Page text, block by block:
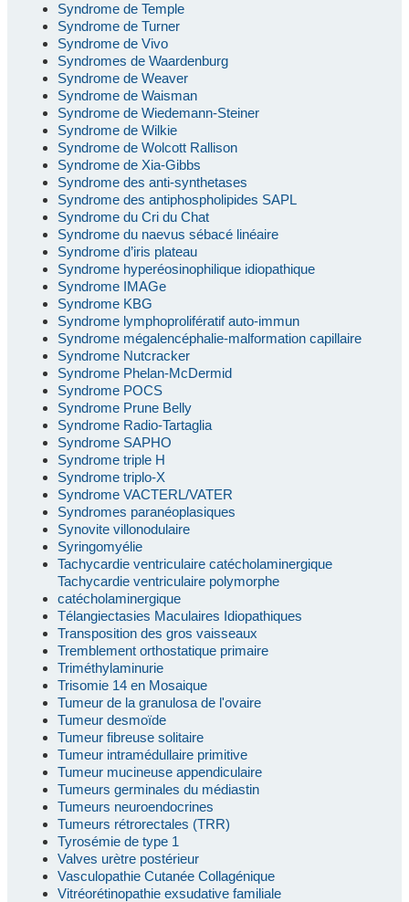
Syndrome de Temple
Syndrome de Turner
Syndrome de Vivo
Syndromes de Waardenburg
Syndrome de Weaver
Syndrome de Waisman
Syndrome de Wiedemann-Steiner
Syndrome de Wilkie
Syndrome de Wolcott Rallison
Syndrome de Xia-Gibbs
Syndrome des anti-synthetases
Syndrome des antiphospholipides SAPL
Syndrome du Cri du Chat
Syndrome du naevus sébacé linéaire
Syndrome d’iris plateau
Syndrome hyperéosinophilique idiopathique
Syndrome IMAGe
Syndrome KBG
Syndrome lymphoprolifératif auto-immun
Syndrome mégalencéphalie-malformation capillaire
Syndrome Nutcracker
Syndrome Phelan-McDermid
Syndrome POCS
Syndrome Prune Belly
Syndrome Radio-Tartaglia
Syndrome SAPHO
Syndrome triple H
Syndrome triplo-X
Syndrome VACTERL/VATER
Syndromes paranéoplasiques
Synovite villonodulaire
Syringomyélie
Tachycardie ventriculaire catécholaminergique
Tachycardie ventriculaire polymorphe
catécholaminergique
Télangiectasies Maculaires Idiopathiques
Transposition des gros vaisseaux
Tremblement orthostatique primaire
Triméthylaminurie
Trisomie 14 en Mosaique
Tumeur de la granulosa de l'ovaire
Tumeur desmoïde
Tumeur fibreuse solitaire
Tumeur intramédullaire primitive
Tumeur mucineuse appendiculaire
Tumeurs germinales du médiastin
Tumeurs neuroendocrines
Tumeurs rétrorectales (TRR)
Tyrosémie de type 1
Valves urètre postérieur
Vasculopathie Cutanée Collagénique
Vitréorétinopathie exsudative familiale